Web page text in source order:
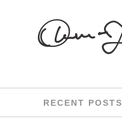
RECENT POSTS